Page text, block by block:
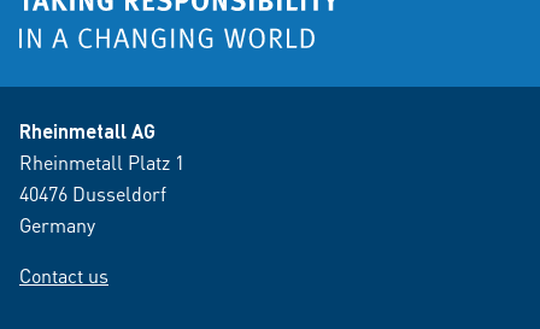
Rheinmetall AG
Rheinmetall Platz 1
40476 Dusseldorf
Germany
Contact us